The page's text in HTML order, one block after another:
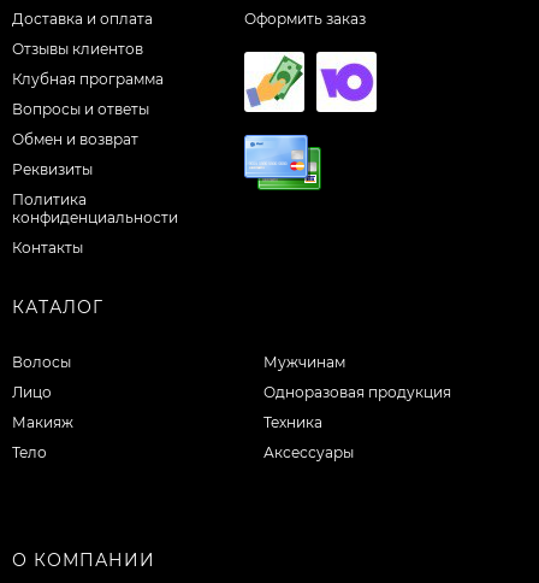
Доставка и оплата
Отзывы клиентов
Клубная программа
Вопросы и ответы
Обмен и возврат
Реквизиты
Политика
конфиденциальности
Контакты
Оформить заказ
КАТАЛОГ
Волосы
Лицо
Макияж
Тело
Мужчинам
Одноразовая продукция
Техника
Аксессуары
О КОМПАНИИ